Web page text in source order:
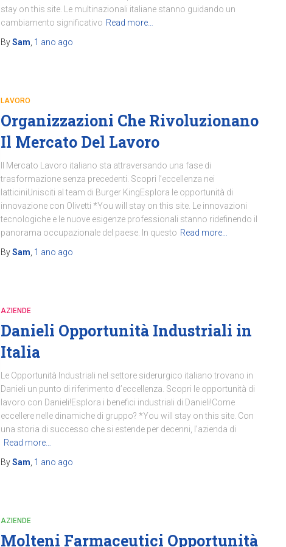
stay on this site. Le multinazionali italiane stanno guidando un
cambiamento significativo Read more…
BySam 1 ano ago
LAVORO
Organizzazioni Che Rivoluzionano
Il Mercato Del Lavoro
Il Mercato Lavoro italiano sta attraversando una fase di
trasformazione senza precedenti. Scopri l’eccellenza nei
latticiniUnisciti al team di Burger KingEsplora le opportunità di
innovazione con Olivetti *You will stay on this site. Le innovazioni
tecnologiche e le nuove esigenze professionali stanno ridefinendo il
panorama occupazionale del paese. In questo Read more…
BySam 1 ano ago
AZIENDE
Danieli Opportunità Industriali in
Italia
Le Opportunità Industriali nel settore siderurgico italiano trovano in
Danieli un punto di riferimento d’eccellenza. Scopri le opportunità di
lavoro con Danieli!Esplora i benefici industriali di Danieli!Come
eccellere nelle dinamiche di gruppo? *You will stay on this site. Con
una storia di successo che si estende per decenni, l’azienda di
Read more…
BySam 1 ano ago
AZIENDE
Molteni Farmaceutici Opportunità